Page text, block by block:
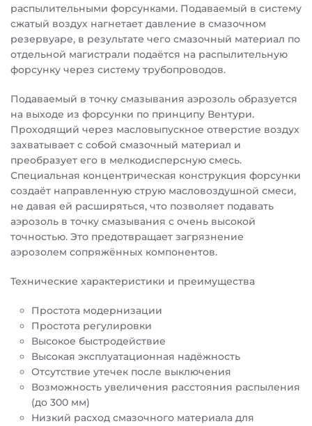
распылительными форсунками. Подаваемый в систему
сжатый воздух нагнетает давление в смазочном
резервуаре, в результате чего смазочный материал по
отдельной магистрали подаётся на распылительную
форсунку через систему трубопроводов.
Подаваемый в точку смазывания аэрозоль образуется
на выходе из форсунки по принципу Вентури.
Проходящий через масловыпускное отверстие воздух
захватывает с собой смазочный материал и
преобразует его в мелкодисперсную смесь.
Специальная концентрическая конструкция форсунки
создаёт направленную струю масловоздушной смеси,
не давая ей расширяться, что позволяет подавать
аэрозоль в точку смазывания с очень высокой
точностью. Это предотвращает загрязнение
аэрозолем сопряжённых компонентов.
Технические характеристики и преимущества
Простота модернизации
Простота регулировки
Высокое быстродействие
Высокая эксплуатационная надёжность
Отсутствие утечек после выключения
Возможность увеличения расстояния распыления
(до 300 мм)
Низкий расход смазочного материала для